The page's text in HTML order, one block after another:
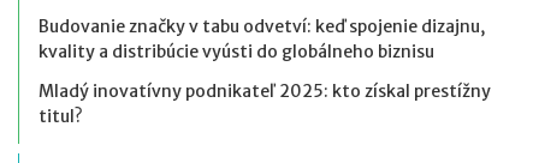
Budovanie značky v tabu odvetví: keď spojenie dizajnu,
kvality a distribúcie vyústi do globálneho biznisu
Mladý inovatívny podnikateľ 2025: kto získal prestížny
titul?